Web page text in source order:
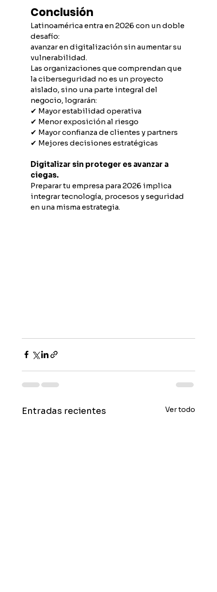
Conclusión
Latinoamérica entra en 2026 con un doble
desafío:
avanzar en digitalización sin aumentar su
vulnerabilidad.
Las organizaciones que comprendan que
la ciberseguridad no es un proyecto
aislado, sino una parte integral del
negocio, lograrán:
✔ Mayor estabilidad operativa
✔ Menor exposición al riesgo
✔ Mayor confianza de clientes y partners
✔ Mejores decisiones estratégicas
Digitalizar sin proteger es avanzar a
ciegas.
Preparar tu empresa para 2026 implica
integrar tecnología, procesos y seguridad
en una misma estrategia.
Entradas recientes Ver todo